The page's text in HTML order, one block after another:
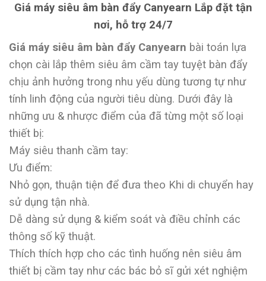
Giá máy siêu âm bàn đẩy Canyearn Lắp đặt tận
nơi, hỗ trợ 24/7
Giá máy siêu âm bàn đẩy Canyearn bài toán lựa
chọn cài lắp thêm siêu âm cầm tay tuyệt bàn đẩy
chịu ảnh hưởng trong nhu yếu dùng tương tự như
tính linh động của người tiêu dùng. Dưới đây là
những ưu & nhược điểm của đã từng một số loại
thiết bị:
Máy siêu thanh cầm tay:
Ưu điểm:
Nhỏ gọn, thuận tiện để đưa theo Khi di chuyển hay
sử dụng tận nhà.
Dễ dàng sử dụng & kiểm soát và điều chỉnh các
thông số kỹ thuật.
Thích thích hợp cho các tình huống nên siêu âm
thiết bị cầm tay như các bác bỏ sĩ gửi xét nghiệm